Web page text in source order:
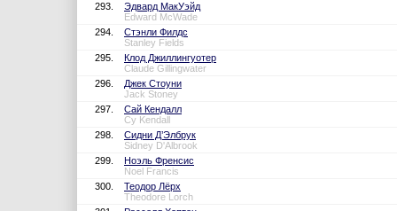
293.
Эдвард МакУэйд
Edward McWade
294.
Стэнли Филдс
Stanley Fields
295.
Клод Джиллингуотер
Claude Gillingwater
296.
Джек Стоуни
Jack Stoney
297.
Сай Кендалл
Cy Kendall
298.
Сидни Д’Элбрук
Sidney D'Albrook
299.
Ноэль Френсис
Noel Francis
300.
Теодор Лёрх
Theodore Lorch